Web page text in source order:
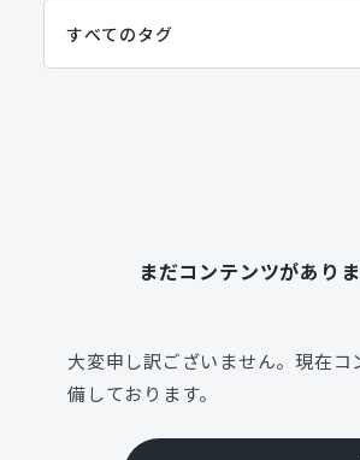
まだコンテンツがあり
大変申し訳ございません。現在コ
備しております。